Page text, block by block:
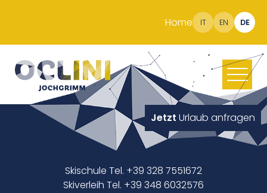
Home IT EN DE
Jetzt Urlaub anfragen
Skischule Tel. +39 328 7551672
Skiverleih Tel. +39 348 6032576